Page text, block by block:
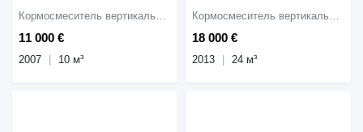
11 000 €
Кормосмеситель вертикальный
2007 10 м³
18 000 €
Кормосмеситель вертикальный
2013 24 м³